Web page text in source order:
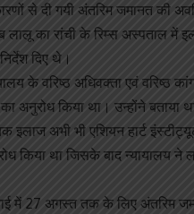
से दी गयी अंतरिम जमानत की
का रांची के रिम्स अस्पताल में
दिए थे।
के वरिष्ठ अधिवक्ता एवं वरिष्ठ
अनुरोध किया था। उन्होंने
अभी भी एशियन हार्ट
किया था जिसके बाद न्यायालय
में 27 अगस्त तक के लिए अंतरिम